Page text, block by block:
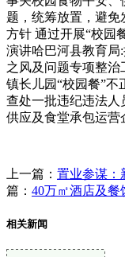
题，统筹放置，避免
方针 通过开展“校园
演讲哈巴河县教育局
之风及问题专项整
镇长儿园“校园餐”
查处一批违纪违法人
供应及食堂承包运营
上一篇： 置业参谋：
篇： 40万㎡酒店及餐
相关新闻